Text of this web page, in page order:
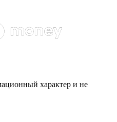
характер и не